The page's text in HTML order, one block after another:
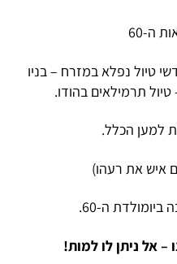
טיול נפלא במזרח – בניו
תרמילאים בהודו.
למען הכלל.
איש את רעהו)
ה-60.
– אל ניתן לו למות!